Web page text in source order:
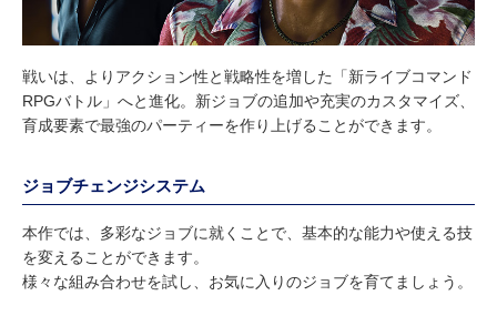
戦いは、よりアクション性と戦略性を増した「新ライブコマンド
RPGバトル」へと進化。新ジョブの追加や充実のカスタマイズ、
育成要素で最強のパーティーを作り上げることができます。
ジョブチェンジシステム
本作では、多彩なジョブに就くことで、基本的な能力や使える技
を変えることができます。
様々な組み合わせを試し、お気に入りのジョブを育てましょう。